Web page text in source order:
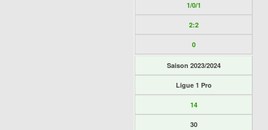
1/0/1
2:2
0
Saison 2023/2024
Ligue 1 Pro
14
30